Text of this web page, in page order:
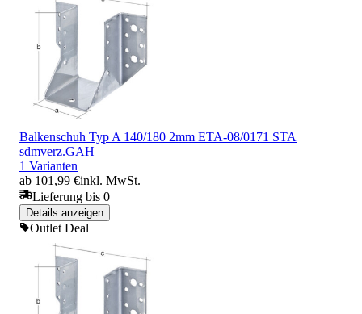
Balkenschuh Typ A 140/180 2mm ETA-08/0171 STA
sdmverz.GAH
1 Varianten
ab 101,99 €inkl. MwSt.
Lieferung bis 0
Details anzeigen
Outlet Deal